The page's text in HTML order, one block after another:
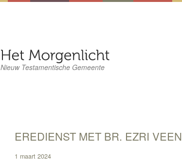
Nieuw Testamentische Gemeente
EREDIENST MET BR. EZRI VEEN
1 maart 2024